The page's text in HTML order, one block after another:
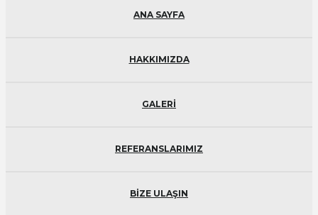
ANA SAYFA
HAKKIMIZDA
GALERİ
REFERANSLARIMIZ
BİZE ULAŞIN